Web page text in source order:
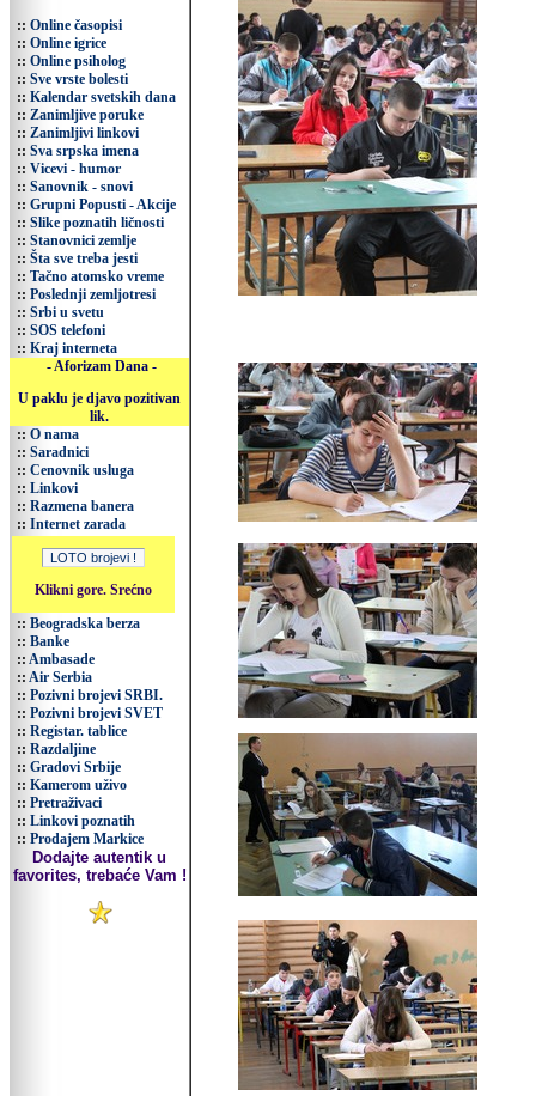
:: Online časopisi
:: Online igrice
:: Online psiholog
:: Sve vrste bolesti
:: Kalendar svetskih dana
:: Zanimljive poruke
:: Zanimljivi linkovi
:: Sva srpska imena
:: Vicevi - humor
:: Sanovnik - snovi
:: Grupni Popusti - Akcije
:: Slike poznatih ličnosti
:: Stanovnici zemlje
:: Šta sve treba jesti
:: Tačno atomsko vreme
:: Poslednji zemljotresi
:: Srbi u svetu
:: SOS telefoni
:: Kraj interneta
- Aforizam Dana -
U paklu je djavo pozitivan
lik.
:: O nama
:: Saradnici
:: Cenovnik usluga
:: Linkovi
:: Razmena banera
:: Internet zarada
Klikni gore. Srećno
:: Beogradska berza
:: Banke
:: Ambasade
:: Air Serbia
:: Pozivni brojevi SRBI.
:: Pozivni brojevi SVET
:: Registar. tablice
:: Razdaljine
:: Gradovi Srbije
:: Kamerom uživo
:: Pretraživaci
:: Linkovi poznatih
:: Prodajem Markice
Dodajte autentik u
favorites, trebaće Vam !